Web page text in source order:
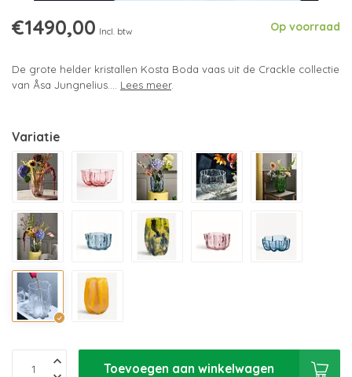
€1490,00 Incl. btw Op voorraad
De grote helder kristallen Kosta Boda vaas uit de Crackle collectie
van Åsa Jungnelius.... Lees meer.
Variatie
Toevoegen aan winkelwagen